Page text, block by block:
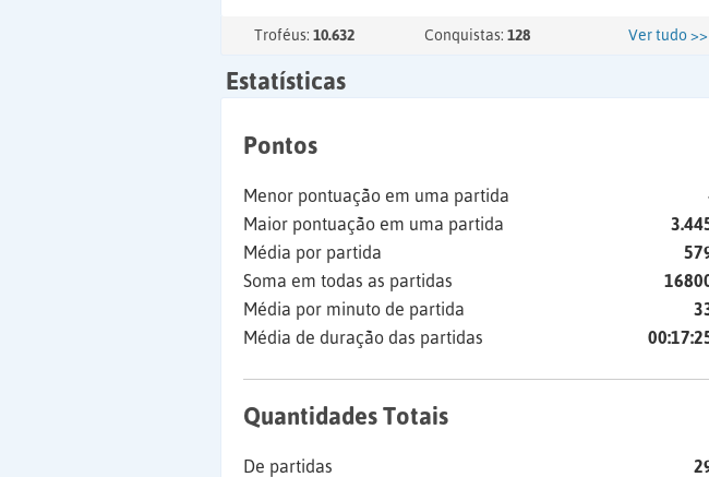
Troféus: 10.632 Conquistas: 128 Ver tudo >>
Estatísticas
Pontos
Menor pontuação em uma partida
Maior pontuação em uma partida
Média por partida
Soma em todas as partidas
Média por minuto de partida
Média de duração das partidas
Quantidades Totais
De partidas